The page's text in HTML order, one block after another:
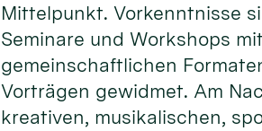
Mittelpunkt. Vorkenntnisse
Seminare und Workshops
gemeinschaftlichen
Vorträgen gewidmet. Am
kreativen, musikalischen,